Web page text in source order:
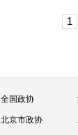
1
全国政协
北京市政协